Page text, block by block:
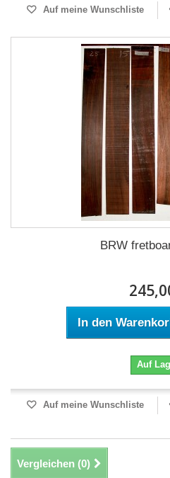
Auf meine Wunschliste
BRW
In den
Auf
Auf meine Wunschliste
Vergleichen (0)